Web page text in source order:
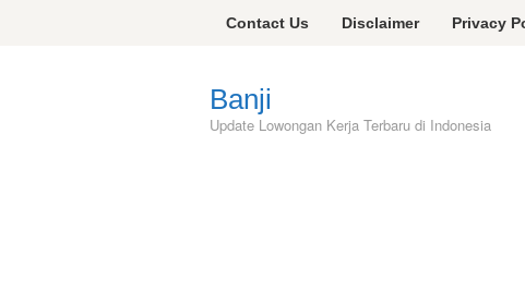
Contact Us Disclaimer Privacy
Banji
Update Lowongan Kerja Terbaru di Indonesia